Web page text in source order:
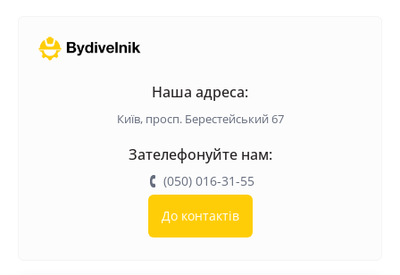
Наша адреса:
Київ, просп. Берестейський 67
Зателефонуйте нам:
(050) 016-31-55
До контактів